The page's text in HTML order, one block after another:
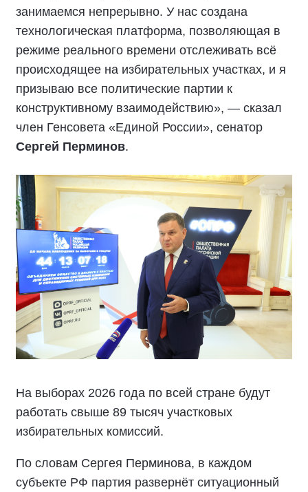
занимаемся непрерывно. У нас создана
технологическая платформа, позволяющая в
режиме реального времени отслеживать всё
происходящее на избирательных участках, и я
призываю все политические партии к
конструктивному взаимодействию», — сказал
член Генсовета «Единой России», сенатор
Сергей Перминов.
На выборах 2026 года по всей стране будут
работать свыше 89 тысяч участковых
избирательных комиссий.
По словам Сергея Перминова, в каждом
субъекте РФ партия развернёт ситуационный